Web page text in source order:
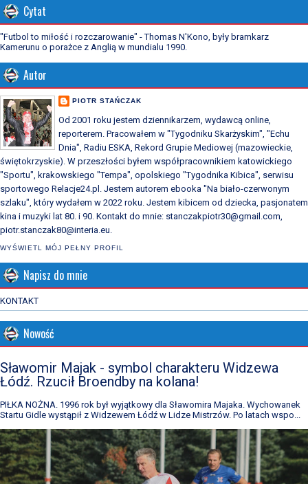
Cytat
"Futbol to miłość i rozczarowanie" - Thomas N'Kono, były bramkarz
Kamerunu o porażce z Anglią w mundialu 1990.
Autor
PIOTR STAŃCZAK
Od 2001 roku jestem dziennikarzem, wydawcą online,
reporterem. Pracowałem w "Tygodniku Skarżyskim", "Echu
Dnia", Radiu ESKA, Rekord Grupie Mediowej (mazowieckie,
świętokrzyskie). W przeszłości byłem współpracownikiem katowickiego
"Sportu", krakowskiego "Tempa", opolskiego "Tygodnika Kibica", serwisu
sportowego Relacje24.pl. Jestem autorem ebooka "Na biało-czerwonym
szlaku", który wydałem w 2022 roku. Jestem kibicem od dziecka, pasjonatem
kina i muzyki lat 80. i 90. Kontakt do mnie: stanczakpiotr30@gmail.com,
piotr.stanczak80@interia.eu.
WYŚWIETL MÓJ PEŁNY PROFIL
Napisz do mnie
KONTAKT
Nowość
Sławomir Majak - symbol charakteru Widzewa
Łódź. Rzucił Broendby na kolana!
PIŁKA NOŻNA. 1996 rok był wyjątkowy dla Sławomira Majaka. Wychowanek
Startu Gidle wystąpił z Widzewem Łódź w Lidze Mistrzów. Po latach wspo...